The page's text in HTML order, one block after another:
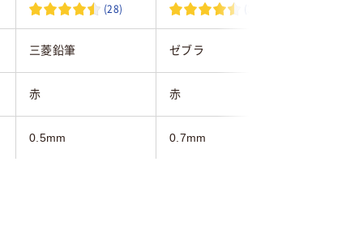
(28) (33)
三菱鉛筆 ゼブラ
赤 赤
0.5mm 0.7mm